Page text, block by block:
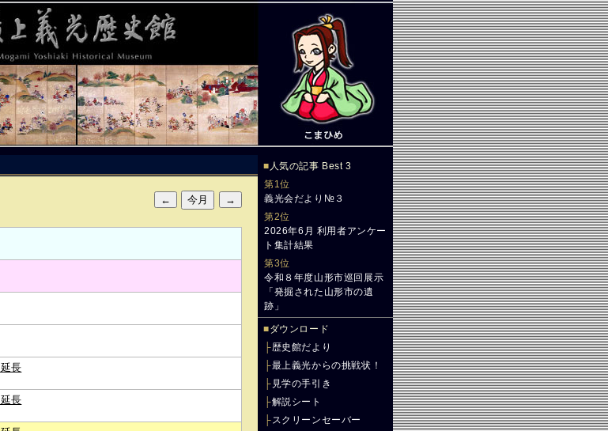
長
長
■ 人気の記事 Best 3
第1位
義光会だより№３
第2位
2026年6月 利用者アンケー
ト集計結果
第3位
令和８年度山形市巡回展示
「発掘された山形市の遺
跡」
■ダウンロード
├歴史館だより
├最上義光からの挑戦状！
├ 見学の手引き
├解説シート
├スクリーンセーバー